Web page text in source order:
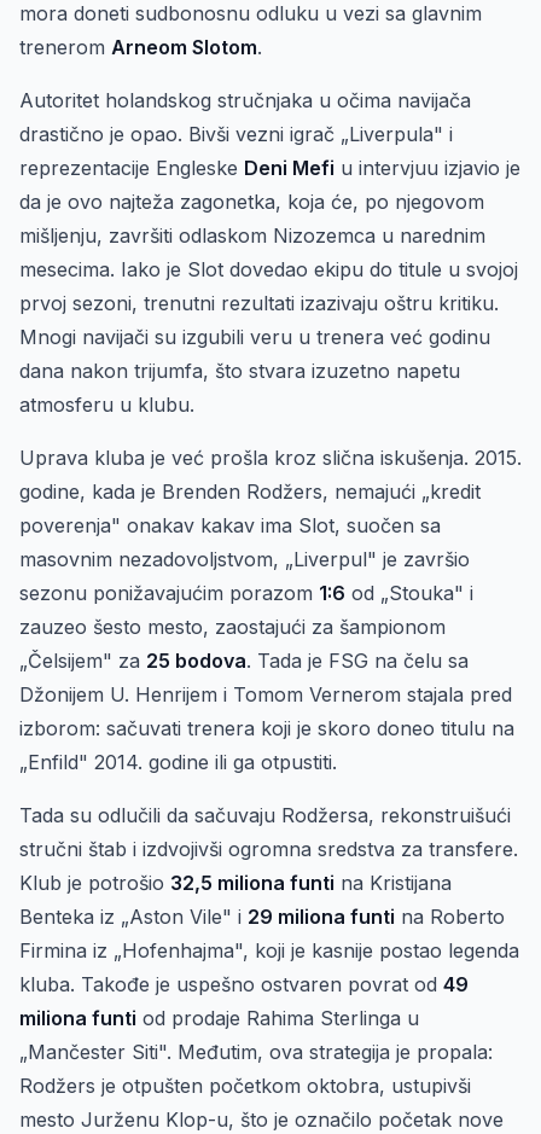
mora doneti sudbonosnu odluku u vezi sa glavnim
trenerom Arneom Slotom.
Autoritet holandskog stručnjaka u očima navijača
drastično je opao. Bivši vezni igrač „Liverpula" i
reprezentacije Engleske Deni Mefi u intervjuu izjavio je
da je ovo najteža zagonetka, koja će, po njegovom
mišljenju, završiti odlaskom Nizozemca u narednim
mesecima. Iako je Slot dovedao ekipu do titule u svojoj
prvoj sezoni, trenutni rezultati izazivaju oštru kritiku.
Mnogi navijači su izgubili veru u trenera već godinu
dana nakon trijumfa, što stvara izuzetno napetu
atmosferu u klubu.
Uprava kluba je već prošla kroz slična iskušenja. 2015.
godine, kada je Brenden Rodžers, nemajući „kredit
poverenja" onakav kakav ima Slot, suočen sa
masovnim nezadovoljstvom, „Liverpul" je završio
sezonu ponižavajućim porazom 1:6 od „Stouka" i
zauzeo šesto mesto, zaostajući za šampionom
„Čelsijem" za 25 bodova. Tada je FSG na čelu sa
Džonijem U. Henrijem i Tomom Vernerom stajala pred
izborom: sačuvati trenera koji je skoro doneo titulu na
„Enfild" 2014. godine ili ga otpustiti.
Tada su odlučili da sačuvaju Rodžersa, rekonstruišući
stručni štab i izdvojivši ogromna sredstva za transfere.
Klub je potrošio 32,5 miliona funti na Kristijana
Benteka iz „Aston Vile" i 29 miliona funti na Roberto
Firmina iz „Hofenhajma", koji je kasnije postao legenda
kluba. Takođe je uspešno ostvaren povrat od 49
miliona funti od prodaje Rahima Sterlinga u
„Mančester Siti". Međutim, ova strategija je propala:
Rodžers je otpušten početkom oktobra, ustupivši
mesto Jurženu Klop-u, što je označilo početak nove